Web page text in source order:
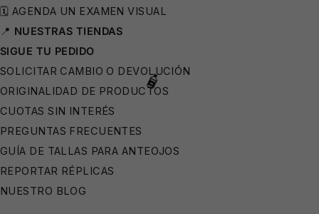
🗓️ AGENDA UN EXAMEN VISUAL
📍 NUESTRAS TIENDAS
SIGUE TU PEDIDO
SOLICITAR CAMBIO O DEVOLUCIÓN
ORIGINALIDAD DE PRODUCTOS
CUOTAS SIN INTERÉS
PREGUNTAS FRECUENTES
GUÍA DE TALLAS PARA ANTEOJOS
REPORTAR RÉPLICAS
NUESTRO BLOG
🩳